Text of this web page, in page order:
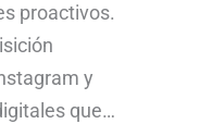
proactivos.
y
que…